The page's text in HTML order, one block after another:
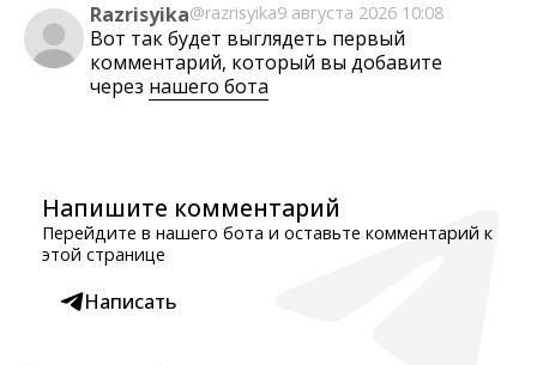
Razrisyika@razrisyika9 августа 2026 10:08
Вот так будет выглядеть первый
комментарий, который вы добавите
через нашего бота
Напишите комментарий
Перейдите в нашего бота и оставьте комментарий к
этой странице
Написать